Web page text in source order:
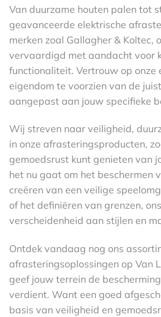
Van duurzame houten palen tot
geavanceerde elektrische
merken zoal Gallagher & Koltec,
vervaardigd met aandacht voor
functionaliteit. Vertrouw op onze
eigendom te voorzien van de
aangepast aan jouw specifieke
Wij streven naar veiligheid,
in onze afrasteringsproducten,
gemoedsrust kunt genieten van
het nu gaat om het beschermen
creëren van een veilige
of het definiëren van grenzen,
verscheidenheid aan stijlen en
Ontdek vandaag nog ons
afrasteringsoplossingen op Van
geef jouw terrein de
verdient. Want een goed
basis van veiligheid en